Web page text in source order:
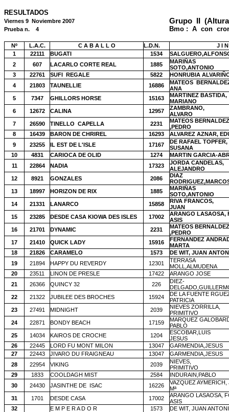
RESULTADOS
Viernes 9 Noviembre 2007 Grupo
Prueba n. 4 Bmo : A con
Nº L.A.C. C A B A L L O L.D.N.
J I
1
22111 BUGATI 1534
2
607 LACARLO CORTE REAL 1885
MARIÑAS
SOTO,ANTONIO
3
22761 SUFI REGALE 5822
HONRUBIA
4
21803 TAUNELLIE 16886 MATEOS
ANA
5
7347 GHILLORS HORSE 15163
MARTINEZ BASTIDA,
MARIANO
6
12672 CALINA 12957
ZAMBRANO,
ALVARO
7
26590 TINELLO CAPELLA 2231
MATEOS BERNALDEZ
,PEDRO
8
16439 BARON DE CHRIREL 16293
ALVAREZ AZNAR,
9
23255 IL EST DE L'ISLE 17167
DE RAFAEL TOPFER,
SUSANA
10
4831 CARIOCA DE OLID 1274
MARTIN GARCIA-
11
22864 NADIA 17323
JORDA CANDELAS,
ALEJANDRO
12
8921 GONZALES 2086
DIAZ
13
18997 HORIZON DE RIX 1885
MARIÑAS
SOTO,ANTONIO
14
21331 LANARCO 15858
RIVA FRANCOS,
JUAN
15
23285 DESDE CASA KIOWA DES ISLES 17002
ARANGO LASAOSA,
ASIS
16
21701 DYNAMIC 2231
MATEOS BERNALDEZ
,PEDRO
17
21410 QUICK LADY 15916
FERNANDEZ
MARTA
18
21826 CARAMELO 1573
DE WIT, JUAN
19
21894 HAPPY DU REVERDY 12301
TERRASA
MOLL,ALMUDENA
20
23511 LINON DE PRESLE 17422
ARANGO JOSE
21
26366 QUINCY 32 226
DIEZ-
22
21322 JUBILEE DES BROCHES 15924
DE LA FUENTE
PATRICIA
23
27491 MIDNIGHT 2039
NIEVES ZORRILLA,
PRIMITIVO
24
22871 BONDY BEACH 17159
MARQUEZ
PABLO
25
14034 KAIROS DE CROCHE 1204
ESCOBAR,LUIS
JESUS
26
22445 LORD FU MONT MILON 13047
GARMENDIA,JESUS
27
22443 JIVARO DU FRAIGNEAU 13047
GARMENDIA,JESUS
28
22954 VIKING 2039
NIEVES,
PRIMITIVO
29
1833 COOLDAGH MIST 2584
INDURAIN,PABLO
30
24430 JASINTHE DE ISAC 16226
VAZQUEZ AYMERICH,
Mª
31
1701 DESDE CASA 17002
ARANGO LASAOSA,
ASIS
32
E M P E R A D O R 1573
DE WIT, JUAN